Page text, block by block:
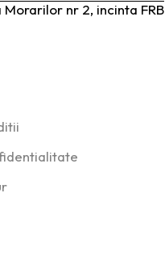
Morarilor nr 2, incinta FRB